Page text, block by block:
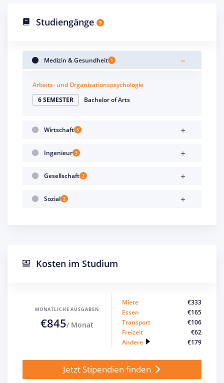
Studiengänge 9
Medizin & Gesundheit 1
Arbeits- und Organisationspsychologie
6 SEMESTER
Bachelor of Arts
Wirtschaft 6
Ingenieur 3
Gesellschaft 2
Sozial 2
Kosten im Studium
MONATLICHE AUSGABEN
€845/ Monat
Miete
€333
Essen
€165
Transport
€106
Freizeit
€62
Andere
€179
Jetzt Stipendien finden